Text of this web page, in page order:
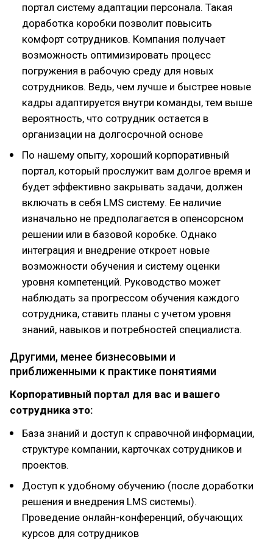
портал систему адаптации персонала. Такая
доработка коробки позволит повысить
комфорт сотрудников. Компания получает
возможность оптимизировать процесс
погружения в рабочую среду для новых
сотрудников. Ведь, чем лучше и быстрее новые
кадры адаптируется внутри команды, тем выше
вероятность, что сотрудник остается в
организации на долгосрочной основе
По нашему опыту, хороший корпоративный
портал, который прослужит вам долгое время и
будет эффективно закрывать задачи, должен
включать в себя LMS систему. Ее наличие
изначально не предполагается в опенсорсном
решении или в базовой коробке. Однако
интеграция и внедрение откроет новые
возможности обучения и систему оценки
уровня компетенций. Руководство может
наблюдать за прогрессом обучения каждого
сотрудника, ставить планы с учетом уровня
знаний, навыков и потребностей специалиста.
Другими, менее бизнесовыми и
приближенными к практике понятиями
Корпоративный портал для вас и вашего
сотрудника это:
База знаний и доступ к справочной информации,
структуре компании, карточках сотрудников и
проектов.
Доступ к удобному обучению (после доработки
решения и внедрения LMS системы).
Проведение онлайн-конференций, обучающих
курсов для сотрудников